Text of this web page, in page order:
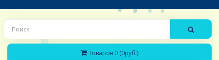
Товаров 0 (0руб.)